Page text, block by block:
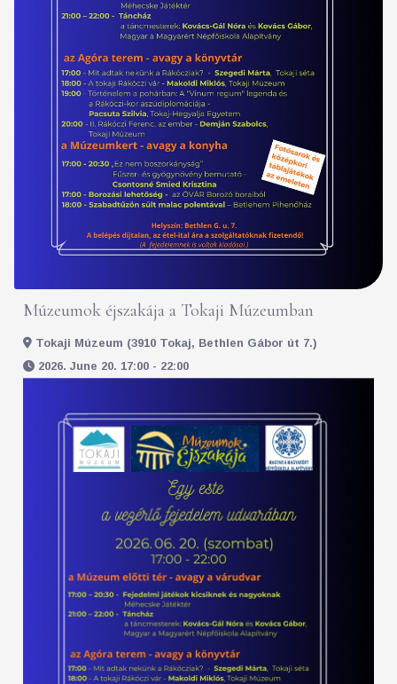
Múzeumok éjszakája a Tokaji Múzeumban
Tokaji Múzeum (3910 Tokaj, Bethlen Gábor út 7.)
2026. June 20. 17:00 - 22:00